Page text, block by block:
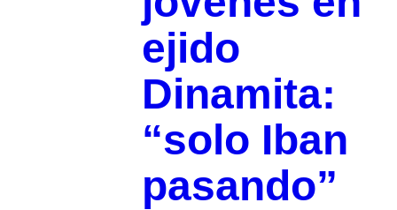
ejido
Dinamita:
“solo Iban
pasando”